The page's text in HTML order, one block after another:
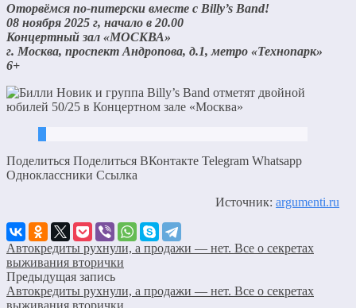
Оторвёмся по-питерски вместе с Billy’s Band!
08 ноября 2025 г, начало в 20.00
Концертный зал «МОСКВА»
г. Москва, проспект Андропова, д.1, метро «Технопарк»
6+
Поделиться Поделиться ВКонтакте Telegram Whatsapp
Одноклассники Cсылка
Источник:argumenti.ru
Автокредиты рухнули, а продажи — нет. Все о секретах
выживания вторички
Предыдущая запись
Автокредиты рухнули, а продажи — нет. Все о секретах
выживания вторички